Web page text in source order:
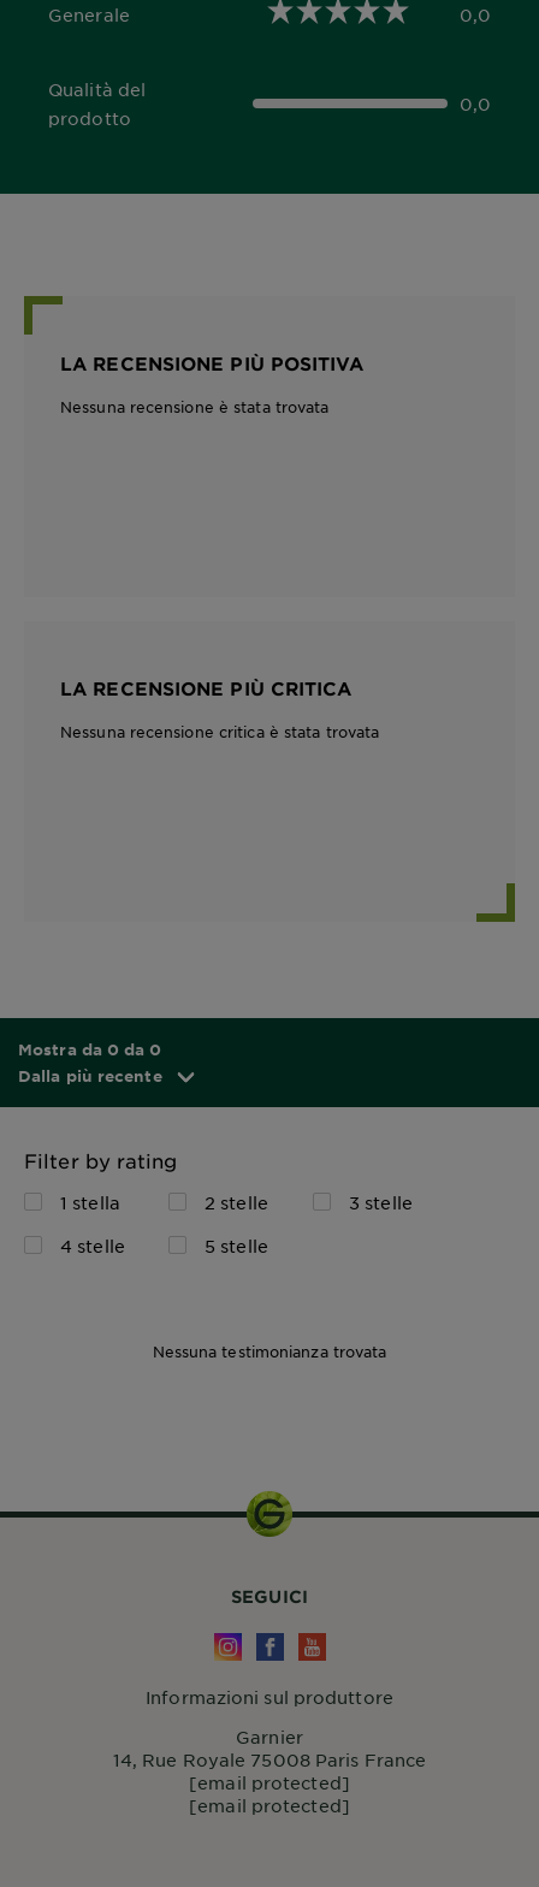
Generale
0,0 out of 5 stars 0,0
Qualità del
prodotto
0,0 out of 5 stars 0,0
LA RECENSIONE PIÙ POSITIVA
Nessuna recensione è stata trovata
LA RECENSIONE PIÙ CRITICA
Nessuna recensione critica è stata trovata
Mostra da 0 da 0
Dalla più recente
Filter by rating
1 stella 2 stelle
3 stelle
4 stelle
5 stelle
Nessuna testimonianza trovata
SEGUICI
Informazioni sul produttore
Garnier
14, Rue Royale 75008 Paris France
[email protected]
[email protected]